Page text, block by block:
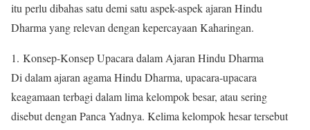
itu perlu dibahas satu demi satu aspek-aspek ajaran Hindu
Dharma yang relevan dengan kepercayaan Kaharingan.
1. Konsep-Konsep Upacara dalam Ajaran Hindu Dharma
Di dalam ajaran agama Hindu Dharma, upacara-upacara
keagamaan terbagi dalam lima kelompok besar, atau sering
disebut dengan Panca Yadnya. Kelima kelompok hesar tersebut